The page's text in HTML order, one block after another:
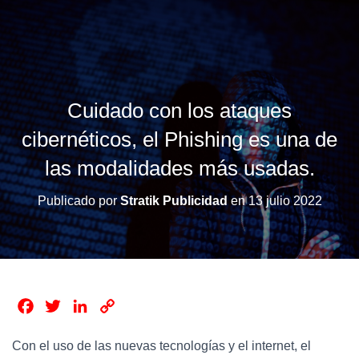
Cuidado con los ataques
cibernéticos, el Phishing es una de
las modalidades más usadas.
Publicado porStratik Publicidaden13 julio 2022
c
i
n
p
Con el uso de las nuevas tecnologías y el internet, el